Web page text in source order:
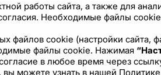
использования сайта
файлов cookie
соглашение
работы сайта, а также для
Необходимые файлы cookie
файлов cookie (настройки
файлы cookie. Нажимая
в любое время через
можете узнать в нашей